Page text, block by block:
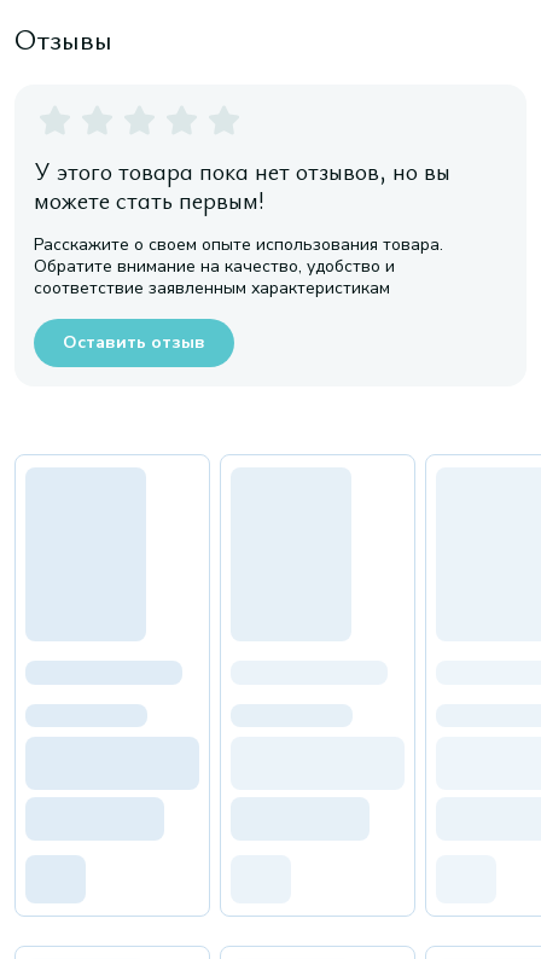
Отзывы
У этого товара пока нет отзывов, но вы
можете стать первым!
Расскажите о своем опыте использования товара.
Обратите внимание на качество, удобство и
соответствие заявленным характеристикам
Оставить отзыв